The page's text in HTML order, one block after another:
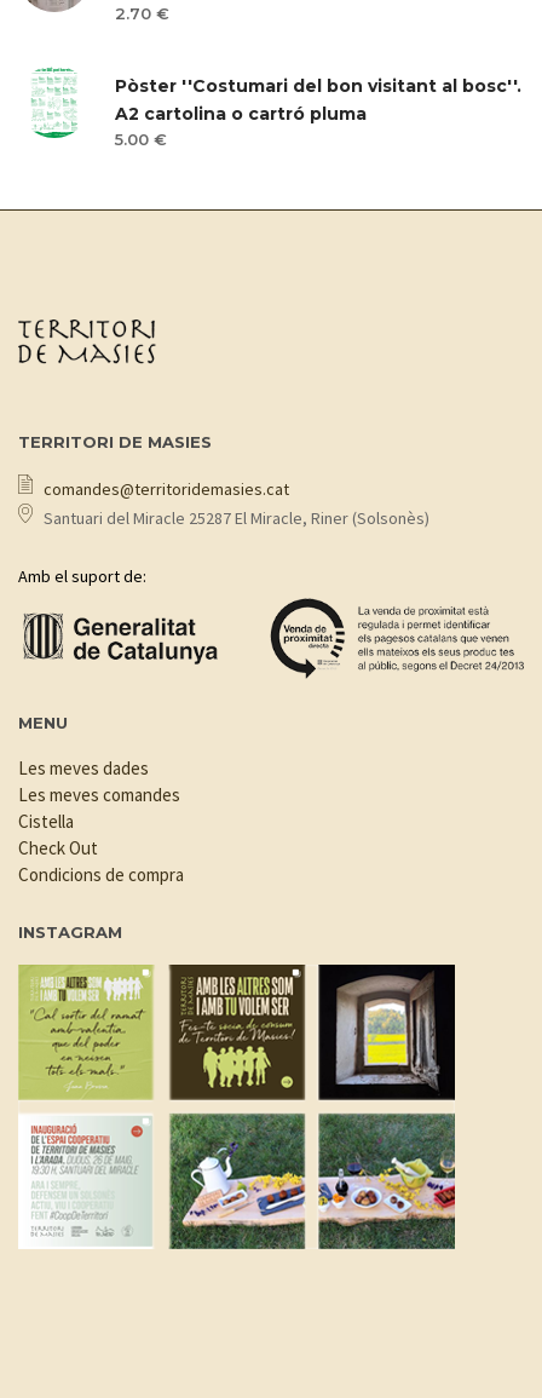
2.70 €
Pòster ''Costumari del bon visitant al bosc''.
A2 cartolina o cartró pluma
5.00 €
TERRITORI DE MASIES
comandes@territoridemasies.cat
Santuari del Miracle 25287 El Miracle, Riner (Solsonès)
Amb el suport de:
MENU
Les meves dades
Les meves comandes
Cistella
Check Out
Condicions de compra
INSTAGRAM